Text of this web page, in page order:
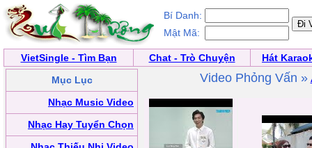
Bí Danh:
Mật Mã:
VietSingle - Tìm Bạn Chat - Trò Chuyện
Hát
Mục Lục
Nhạc Music Video
Nhạc Hay Tuyển Chọn
Video Phỏng Vấn »